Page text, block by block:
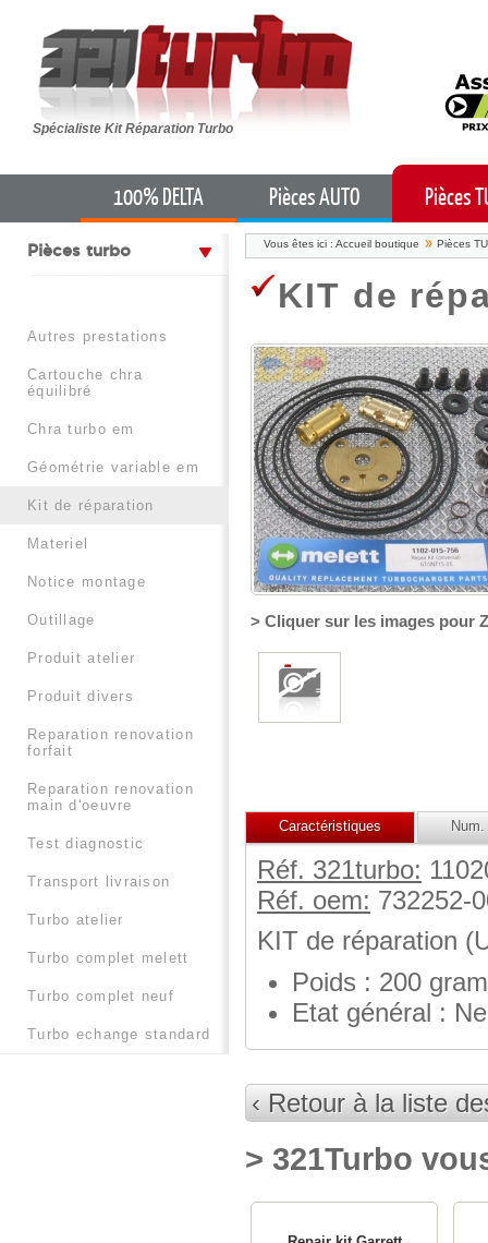
Spécialiste Kit Réparation Turbo
100% DELTA Pièces AUTO Pièces
Vous êtes ici : Accueil boutique Pièces
KIT de
> Cliquer sur les images pour
Caractéristiques
Réf. 321turbo:
Réf. oem: 732252-
KIT de réparation
Poids : 200
Etat général :
‹ Retour à la liste
> 321Turbo
pièces turbo
autres prestations
cartouche chra
équilibré
chra turbo em
géométrie variable em
kit de réparation
materiel
notice montage
outillage
produit atelier
produit divers
reparation renovation
forfait
reparation renovation
main d'oeuvre
test diagnostic
transport livraison
turbo atelier
turbo complet melett
turbo complet neuf
turbo echange standard